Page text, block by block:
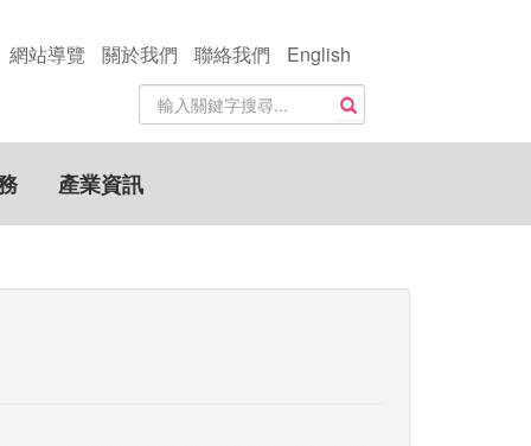
網站導覽 關於我們 聯絡我們
English
站
內
搜
尋
關
鍵
搜尋
產業資訊